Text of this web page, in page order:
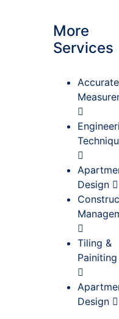
More
Services
Accurate
Design
Tiling &
Painiting
Design